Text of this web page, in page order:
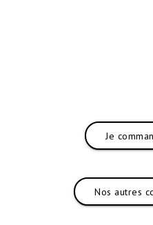
Je
Nos autres